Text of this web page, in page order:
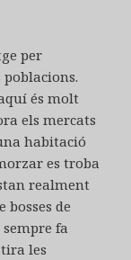
per
és molt
els mercats
habitació
es troba
realment
bosses de
fa
les